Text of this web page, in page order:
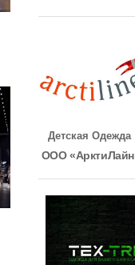
Детская Одежда
ООО «АрктиЛайн